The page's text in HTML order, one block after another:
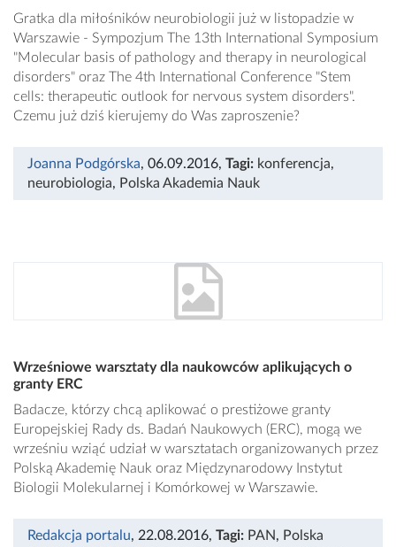
Gratka dla miłośników neurobiologii już w listopadzie w
Warszawie - Sympozjum The 13th International Symposium
"Molecular basis of pathology and therapy in neurological
disorders" oraz The 4th International Conference "Stem
cells: therapeutic outlook for nervous system disorders".
Czemu już dziś kierujemy do Was zaproszenie?
Joanna Podgórska, 06.09.2016, Tagi: konferencja,
neurobiologia, Polska Akademia Nauk
Wrześniowe warsztaty dla naukowców aplikujących o
granty ERC
Badacze, którzy chcą aplikować o prestiżowe granty
Europejskiej Rady ds. Badań Naukowych (ERC), mogą we
wrześniu wziąć udział w warsztatach organizowanych przez
Polską Akademię Nauk oraz Międzynarodowy Instytut
Biologii Molekularnej i Komórkowej w Warszawie.
Redakcja portalu, 22.08.2016, Tagi: PAN, Polska